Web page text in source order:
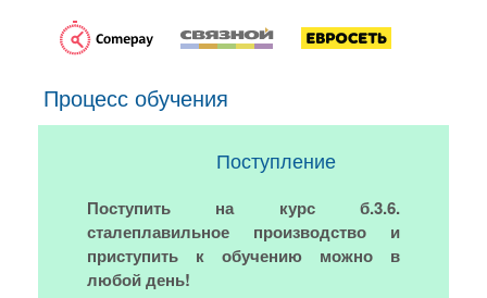
Процесс обучения
Поступление
Поступить на курс б.3.6.
сталеплавильное производство и
приступить к обучению можно в
любой день!